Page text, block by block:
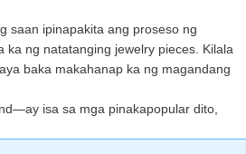
saan ipinapakita ang proseso ng
ng natatanging jewelry pieces. Kilala
baka makahanap ka ng magandang
isa sa mga pinakapopular dito,